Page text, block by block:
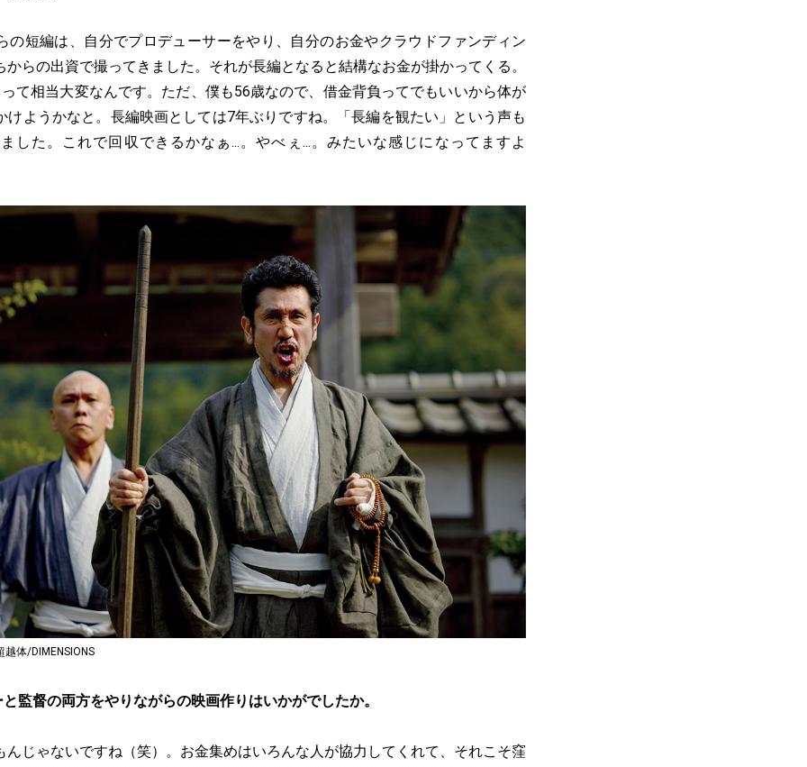
の短編は、自分でプロデューサーをやり、自分のお金やクラウドファンディン
らの出資で撮ってきました。それが長編となると結構なお金が掛かってくる。
て相当大変なんです。ただ、僕も56歳なので、借金背負ってでもいいから体が
けようかなと。長編映画としては7年ぶりですね。「長編を観たい」という声も
した。これで回収できるかなぁ...。やべぇ...。みたいな感じになってますよ
体/DIMENSIONS
監督の両方をやりながらの映画作りはいかがでしたか。
んじゃないですね（笑）。お金集めはいろんな人が協力してくれて、それこそ窪